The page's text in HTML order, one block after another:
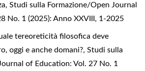
, Studi sulla Formazione/Open Journal
No. 1 (2025): Anno XXVIII, 1-2025
tereoreticità filosofica deve
oggi e anche domani?, Studi sulla
of Education: Vol. 27 No. 1